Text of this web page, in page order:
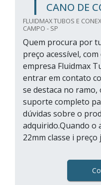
CANO DE
FLUIDMAX TUBOS E
CAMPO - SP
Quem procura por
preço acessível,
empresa Fluidmax
entrar em contato
se destaca no
suporte completo
dúvidas sobre o
adquirido.Quando o
22mm classe i